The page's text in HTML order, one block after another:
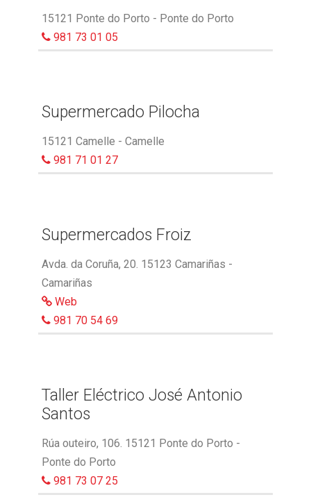
15121 Ponte do Porto - Ponte do Porto
981 73 01 05
Supermercado Pilocha
15121 Camelle - Camelle
981 71 01 27
Supermercados Froiz
Avda. da Coruña, 20. 15123 Camariñas -
Camariñas
Web
981 70 54 69
Taller Eléctrico José Antonio
Santos
Rúa outeiro, 106. 15121 Ponte do Porto -
Ponte do Porto
981 73 07 25